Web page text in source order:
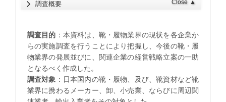
調査概要 Close ▲
調査目的 ：本資料は、靴・履物業界の現状を各企業か
らの実施調査を行うことにより把握し、今後の靴・履
物業界の発展並びに、関連企業の経営戦略立案の一助
となるべく作成した。
調査対象 ：日本国内の靴・履物、及び、靴資材など靴
業界に携わるメーカー、卸、小売業、ならびに周辺関